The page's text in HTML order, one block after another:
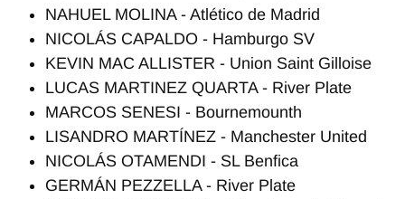
NAHUEL MOLINA - Atlético de Madrid
NICOLÁS CAPALDO - Hamburgo SV
KEVIN MAC ALLISTER - Union Saint Gilloise
LUCAS MARTINEZ QUARTA - River Plate
MARCOS SENESI - Bournemounth
LISANDRO MARTÍNEZ - Manchester United
NICOLÁS OTAMENDI - SL Benfica
GERMÁN PEZZELLA - River Plate